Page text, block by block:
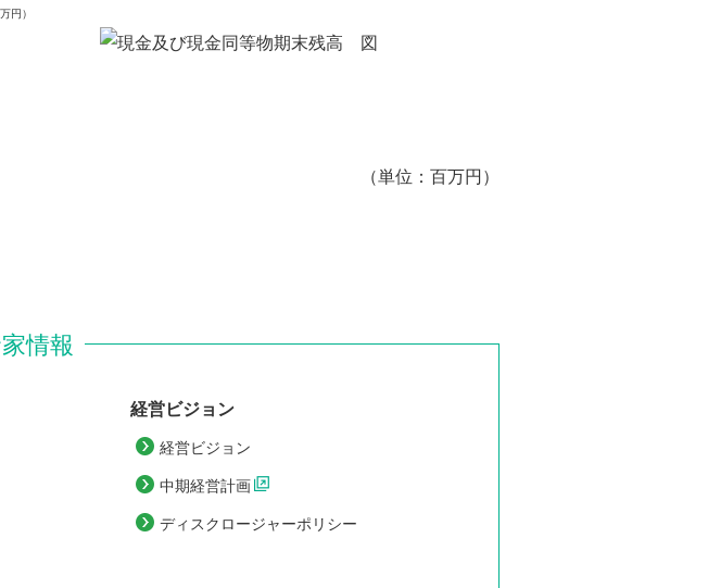
円）
（単位：百万円）
情報
経営ビジョン
経営ビジョン
中期経営計画
ディスクロージャーポリシー